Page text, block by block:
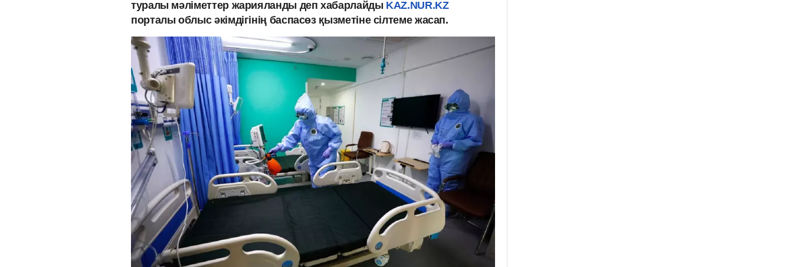
туралы мәліметтер жарияланды деп хабарлайды KAZ.NUR.KZ
порталы облыс әкімдігінің баспасөз қызметіне сілтеме жасап.